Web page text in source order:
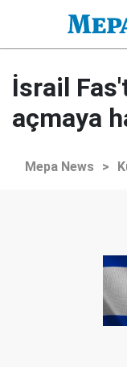
İsrail
açmaya
Mepa News >